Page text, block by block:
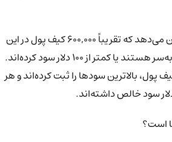
این تحلیل همچنین نشان می‌دهد که تقریباً 600,000 کیف پول در این
بازار یا نزدیک به نقطه سربه‌سر هستند یا کمتر از 100 دلار سود کرده‌اند.
تنها حدود 60 کیف پول، بالاترین سودها را ثبت کرده‌اند و هر
است؟